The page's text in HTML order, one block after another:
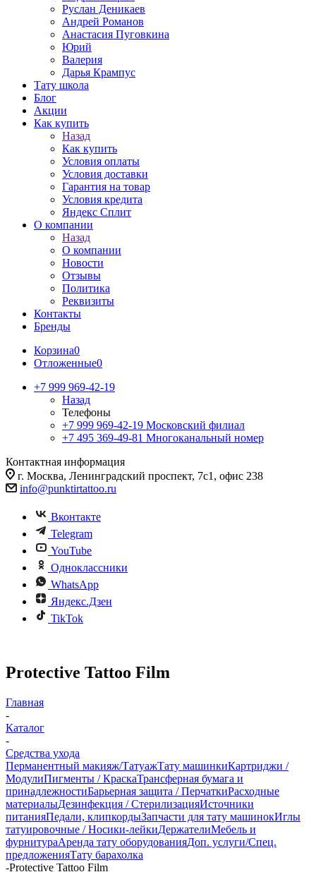
Руслан Деникаев
Андрей Романов
Анастасия Пуговкина
Юрий
Валерия
Дарья Крампус
Тату школа
Блог
Акции
Как купить
Назад
Как купить
Условия оплаты
Условия доставки
Гарантия на товар
Условия кредита
Яндекс Сплит
О компании
Назад
О компании
Новости
Отзывы
Политика
Реквизиты
Контакты
Бренды
Корзина0
Отложенные0
+7 999 969-42-19
Назад
Телефоны
+7 999 969-42-19 Московский филиал
+7 495 369-49-81 Многоканальный номер
Контактная информация
г. Москва, Ленинградский проспект, 7с1, офис 238
info@punktirtattoo.ru
Вконтакте
Telegram
YouTube
Одноклассники
WhatsApp
Яндекс.Дзен
TikTok
Protective Tattoo Film
Главная
-
Каталог
-
Средства ухода
Перманентный макияж/ТатуажТату машинкиКартриджи /
МодулиПигменты / КраскаТрансферная бумага и
принадлежностиБарьерная защита / ПерчаткиРасходные
материалыДезинфекция / СтерилизацияИсточники
питанияПедали, клипкордыЗапчасти для тату машинокИглы
татуировочные / Носики-лейкиДержателиМебель и
фурнитураАренда тату оборудованияДоп. услуги/Спец.
предложенияТату барахолка
-Protective Tattoo Film